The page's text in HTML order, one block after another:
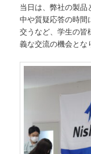
当日は、弊社の製
中や質疑応答の時間
交うなど、学生の皆
義な交流の機会とな